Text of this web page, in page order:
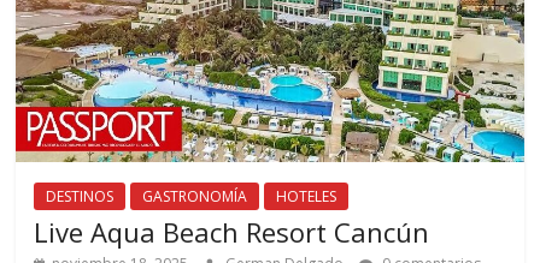
DESTINOS GASTRONOMÍA HOTELES
Live Aqua Beach Resort Cancún